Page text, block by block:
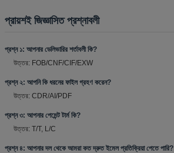
প্রায়শই জিজ্ঞাসিত প্রশ্নাবলী
প্রশ্ন ১: আপনার ডেলিভারির শর্তাবলী কি?
উত্তর: FOB/CNF/CIF/EXW
প্রশ্ন ২: আপনি কি ধরনের ফাইল গ্রহণ করেন?
উত্তর: CDR/AI/PDF
প্রশ্ন ৩: আপনার পেমেন্ট টার্ম কি?
উত্তর: T/T, L/C
প্রশ্ন ৪: আপনার দল থেকে আমরা কত দ্রুত ইমেল প্রতিক্রিয়া পেতে পারি?